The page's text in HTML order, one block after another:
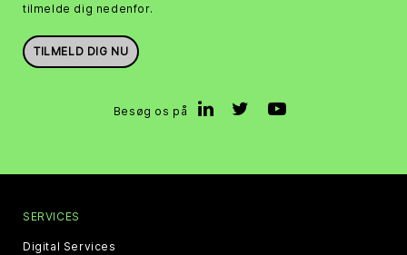
tilmelde dig nedenfor.
TILMELD DIG NU
Besøg os på
SERVICES
Digital Services